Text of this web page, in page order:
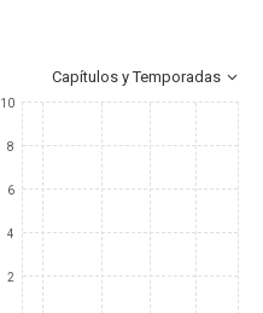
Capítulos y Temporadas
10
8
6
4
2